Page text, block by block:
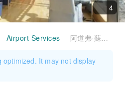
4
Airport Services 阿道弗·蘇亞雷斯-巴拉哈斯機場(MAD) | Terminal 3 | Sala VIP Puerta del Sol | 貴賓室服務
optimized. It may not display